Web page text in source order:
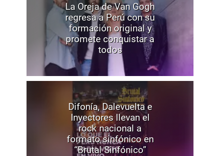
La Oreja de Van Gogh
regresa a Perú con su
formación original y
promete conquistar a
todos
Difonía, Dalevuelta e
Inyectores llevan el
rock nacional a
formato sinfónico en
“Brutal Sinfónico”